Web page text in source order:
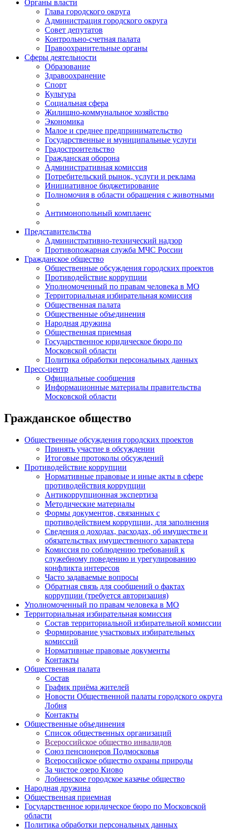
Органы власти
Глава городского округа
Администрация городcкого округа
Совет депутатов
Контрольно-счетная палата
Правоохранительные органы
Сферы деятельности
Образование
Здравоохранение
Спорт
Культура
Социальная сфера
Жилищно-коммунальное хозяйство
Экономика
Малое и среднее предпринимательство
Государственные и муниципальные услуги
Градостроительство
Гражданская оборона
Административная комиссия
Потребительский рынок, услуги и реклама
Инициативное бюджетирование
Полномочия в области обращения с животными
Антимонопольный комплаенс
Представительства
Административно-технический надзор
Противопожарная служба МЧС России
Гражданское общество
Общественные обсуждения городских проектов
Противодействие коррупции
Уполномоченный по правам человека в МО
Территориальная избирательная комиссия
Общественная палата
Общественные объединения
Народная дружина
Общественная приемная
Государственное юридическое бюро по
Московской области
Политика обработки персональных данных
Пресс-центр
Официальные сообщения
Информационные материалы правительства
Московской области
Гражданское общество
Общественные обсуждения городских проектов
Принять участие в обсуждении
Итоговые протоколы обсуждений
Противодействие коррупции
Нормативные правовые и иные акты в сфере
противодействия коррупции
Антикоррупционная экспертиза
Методические материалы
Формы документов, связанных с
противодействием коррупции, для заполнения
Сведения о доходах, расходах, об имуществе и
обязательствах имущественного характера
Комиссия по соблюдению требований к
служебному поведению и урегулированию
конфликта интересов
Часто задаваемые вопросы
Обратная связь для сообщений о фактах
коррупции (требуется авторизация)
Уполномоченный по правам человека в МО
Территориальная избирательная комиссия
Состав территориальной избирательной комиссии
Формирование участковых избирательных
комиссий
Нормативные правовые документы
Контакты
Общественная палата
Состав
График приёма жителей
Новости Общественной палаты городского округа
Лобня
Контакты
Общественные объединения
Cписок общественных организаций
Всероссийское общество инвалидов
Союз пенсионеров Подмосковья
Всероссийское общество охраны природы
За чистое озеро Киово
Лобненское городское казачье общество
Народная дружина
Общественная приемная
Государственное юридическое бюро по Московской
области
Политика обработки персональных данных